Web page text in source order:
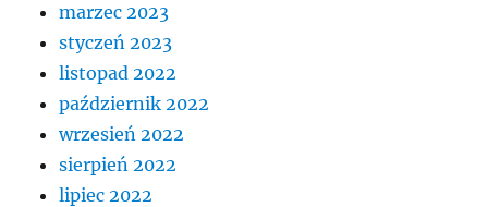
marzec 2023
styczeń 2023
listopad 2022
październik 2022
wrzesień 2022
sierpień 2022
lipiec 2022